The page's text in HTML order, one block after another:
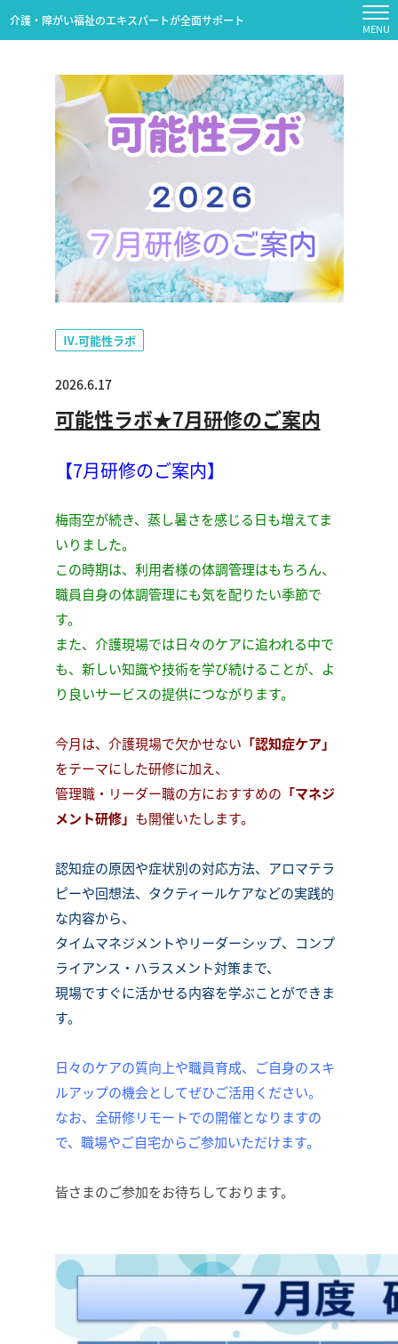
介護・障がい福祉のエキスパートが全面サポート
Ⅳ.可能性ラボ
2026.6.17
可能性ラボ★7月研修のご案内
【7月研修のご案内】
梅雨空が続き、蒸し暑さを感じる日も増えてま
いりました。
この時期は、利用者様の体調管理はもちろん、
職員自身の体調管理にも気を配りたい季節で
す。
また、介護現場では日々のケアに追われる中で
も、新しい知識や技術を学び続けることが、よ
り良いサービスの提供につながります。
今月は、介護現場で欠かせない 「認知症ケア」
をテーマにした研修に加え、
管理職・リーダー職の方におすすめの 「マネジ
メント研修」 も開催いたします。
認知症の原因や症状別の対応方法、アロマテラ
ピーや回想法、タクティールケアなどの実践的
な内容から、
タイムマネジメントやリーダーシップ、コンプ
ライアンス・ハラスメント対策まで、
現場ですぐに活かせる内容を学ぶことができま
す。
日々のケアの質向上や職員育成、ご自身のスキ
ルアップの機会としてぜひご活用ください。
なお、全研修リモートでの開催となりますの
で、職場やご自宅からご参加いただけます。
皆さまのご参加をお待ちしております。